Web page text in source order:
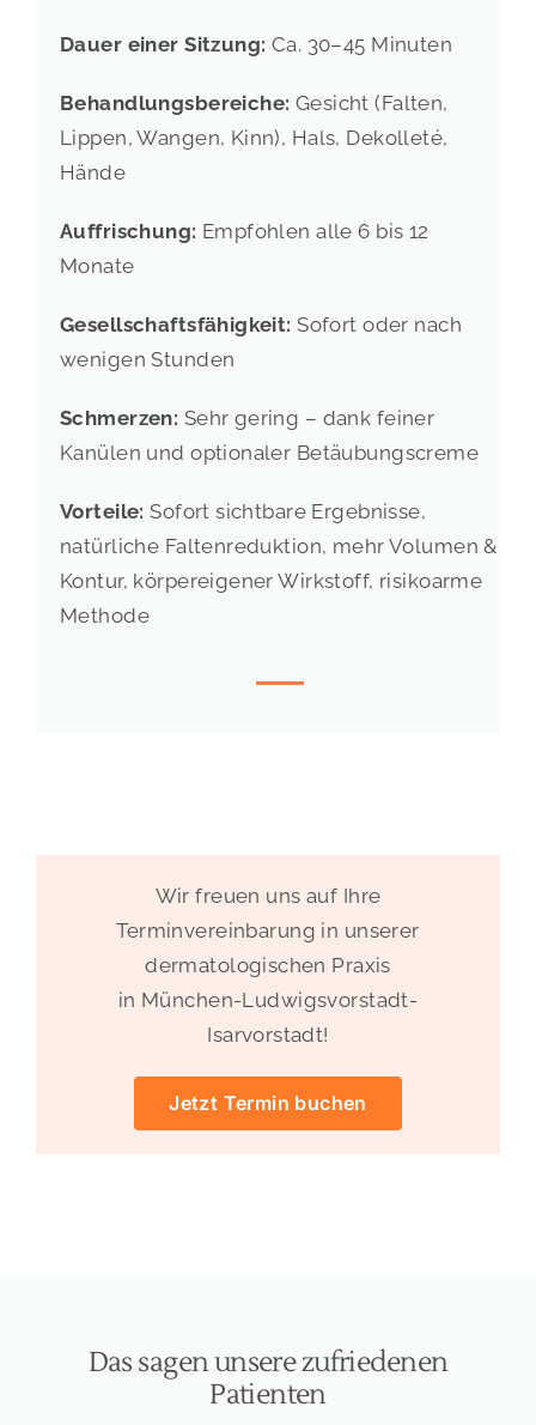
Dauer einer Sitzung: Ca. 30–45 Minuten
Behandlungsbereiche: Gesicht (Falten,
Lippen, Wangen, Kinn), Hals, Dekolleté,
Hände
Auffrischung: Empfohlen alle 6 bis 12
Monate
Gesellschaftsfähigkeit: Sofort oder nach
wenigen Stunden
Schmerzen: Sehr gering – dank feiner
Kanülen und optionaler Betäubungscreme
Vorteile: Sofort sichtbare Ergebnisse,
natürliche Faltenreduktion, mehr Volumen &
Kontur, körpereigener Wirkstoff, risikoarme
Methode
Wir freuen uns auf Ihre
Terminvereinbarung in unserer
dermatologischen Praxis
in München-Ludwigsvorstadt-
Isarvorstadt!
Jetzt Termin buchen
Das sagen unsere zufriedenen
Patienten